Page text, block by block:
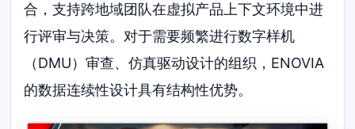
合，支持跨地域团队在虚拟产品上下文环境中进
行评审与决策。对于需要频繁进行数字样机
（DMU）审查、仿真驱动设计的组织，ENOVIA
的数据连续性设计具有结构性优势。